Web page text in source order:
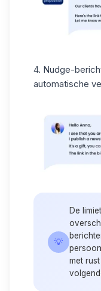
4. Nudge-
automatische
💡
De
met